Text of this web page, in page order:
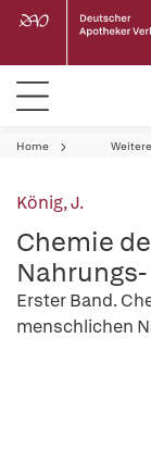
Home
König, J.
Chemie
Erster Band.
menschlichen